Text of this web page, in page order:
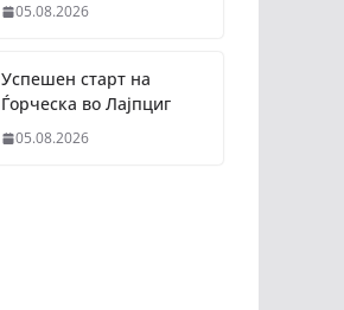
05.08.2026
Успешен старт на
Ѓорческа во Лајпциг
05.08.2026